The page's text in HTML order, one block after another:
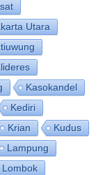
Utara
Kasokandel
Kediri
Krian
Kudus
Lampung
Lombok